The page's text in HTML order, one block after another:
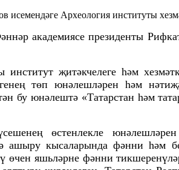
академиясе президенты
җитәкчелеге һәм
төп юнәлешләрен һәм
бу юнәлештә «Татарстан һәм
өстенлекле
ашыру кысаларында фәнни һәм
яшьләрне фәнни